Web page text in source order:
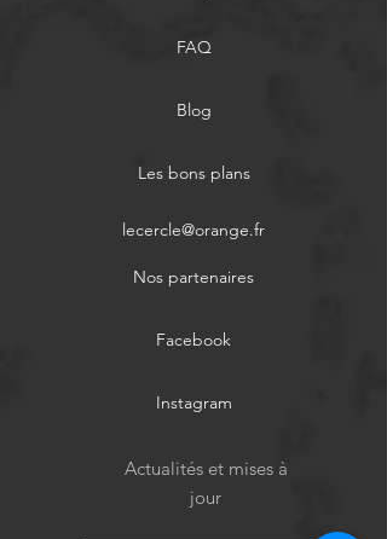
FAQ
Blog
Les bons plans
lecercle@orange.fr
Nos partenaires
Facebook
Instagram
Actualités et mises à
jour